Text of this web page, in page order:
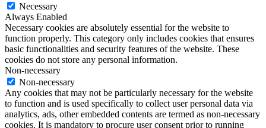
Necessary
Always Enabled
Necessary cookies are absolutely essential for the website to
function properly. This category only includes cookies that ensures
basic functionalities and security features of the website. These
cookies do not store any personal information.
Non-necessary
Non-necessary
Any cookies that may not be particularly necessary for the website
to function and is used specifically to collect user personal data via
analytics, ads, other embedded contents are termed as non-necessary
cookies. It is mandatory to procure user consent prior to running